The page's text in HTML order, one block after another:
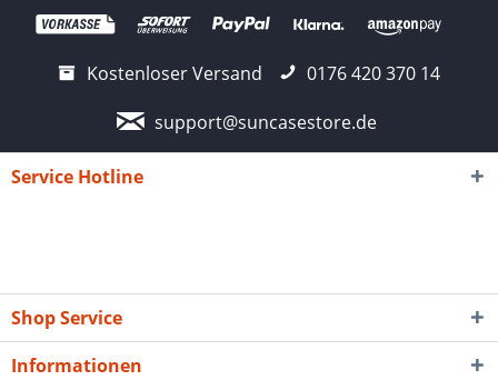
Kostenloser Versand
0176 420 370 14
support@suncasestore.de
Service Hotline
Shop Service
Informationen